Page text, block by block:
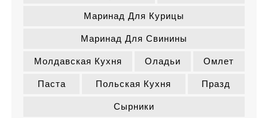
Маринад Для Курицы
Маринад Для Свинины
Молдавская Кухня Оладьи Омлет
Паста Польская Кухня Празд
Сырники